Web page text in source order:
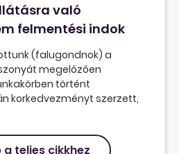
való
felmentési indok
(falugondnok) a
megelőzően
történt
korkedvezményt szerzett,
teljes cikkhez